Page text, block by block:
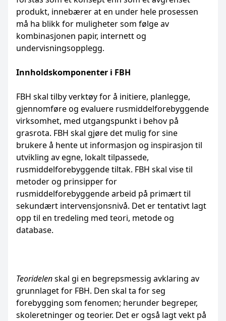
produkt, innebærer at en under hele prosessen
må ha blikk for muligheter som følge av
kombinasjonen papir, internett og
undervisningsopplegg.
Innholdskomponenter i FBH
FBH skal tilby verktøy for å initiere, planlegge,
gjennomføre og evaluere rusmiddelforebyggende
virksomhet, med utgangspunkt i behov på
grasrota. FBH skal gjøre det mulig for sine
brukere å hente ut informasjon og inspirasjon til
utvikling av egne, lokalt tilpassede,
rusmiddelforebyggende tiltak. FBH skal vise til
metoder og prinsipper for
rusmiddelforebyggende arbeid på primært til
sekundært intervensjonsnivå. Det er tentativt lagt
opp til en tredeling med teori, metode og
database.
Teoridelenskal gi en begrepsmessig avklaring av
grunnlaget for FBH. Den skal ta for seg
forebygging som fenomen; herunder begreper,
skoleretninger og teorier. Det er også lagt vekt på